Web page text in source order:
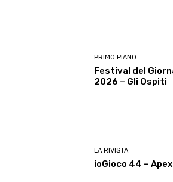
PRIMO PIANO
Festival del
2026 – Gli Ospiti
LA RIVISTA
ioGioco 44 –